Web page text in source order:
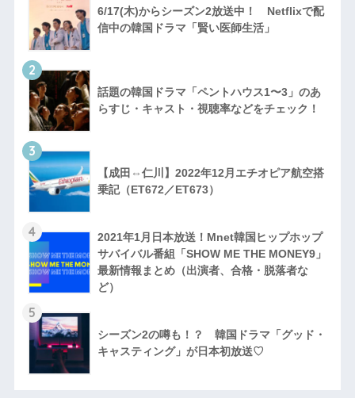
6/17(木)からシーズン2放送中！ Netflixで配
信中の韓国ドラマ「賢い医師生活」
2
話題の韓国ドラマ「ペントハウス1〜3」のあ
らすじ・キャスト・視聴率などをチェック！
3
【成田⇔仁川】2022年12月エチオピア航空搭
乗記（ET672／ET673）
4
2021年1月日本放送！Mnet韓国ヒップホップ
サバイバル番組「SHOW ME THE MONEY9」
最新情報まとめ（出演者、合格・脱落者な
ど）
5
シーズン2の噂も！？ 韓国ドラマ「グッド・
キャスティング」が日本初放送♡